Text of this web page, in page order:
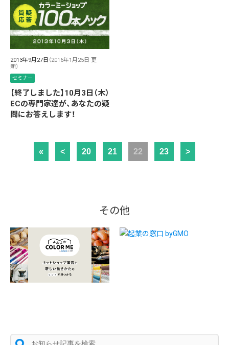
2013年9月27日 （2016年1月25日 更
新）
セミナー
【終了しました】10月3日（木）
ECの専門家達が、あなたの疑
問にお答えします！
« < 20 21 22 23 >
その他